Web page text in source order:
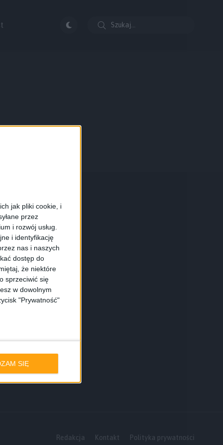
jak pliki cookie, i
przez
i rozwój usług.
i identyfikację
nas i naszych
dostęp do
że niektóre
sprzeciwić się
w dowolnym
"Prywatność"
SIĘ
Redakcja Kontakt Polityka prywatności